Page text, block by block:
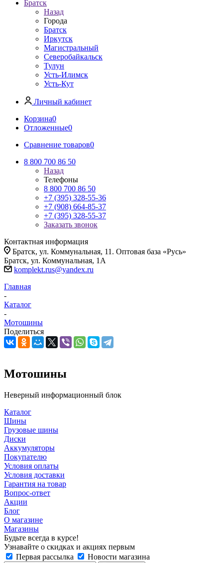
Братск
Назад
Города
Братск
Иркутск
Магистральный
Северобайкальск
Тулун
Усть-Илимск
Усть-Кут
Личный кабинет
Корзина0
Отложенные0
Сравнение товаров0
8 800 700 86 50
Назад
Телефоны
8 800 700 86 50
+7 (395) 328-55-36
+7 (908) 664-85-37
+7 (395) 328-55-37
Заказать звонок
Контактная информация
Братск, ул. Коммунальная, 11. Оптовая база «Русь»
Братск, ул. Коммунальная, 1А
komplekt.rus@yandex.ru
Главная
-
Каталог
-
Мотошины
Поделиться
Мотошины
Неверный информационный блок
Каталог
Шины
Грузовые шины
Диски
Аккумуляторы
Покупателю
Условия оплаты
Условия доставки
Гарантия на товар
Вопрос-ответ
Акции
Блог
О магазине
Магазины
Будьте всегда в курсе!
Узнавайте о скидках и акциях первым
Первая рассылка
Новости магазина